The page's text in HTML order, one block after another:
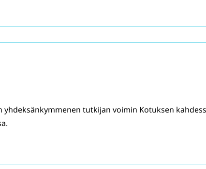
yhdeksänkymmenen tutkijan voimin Kotuksen